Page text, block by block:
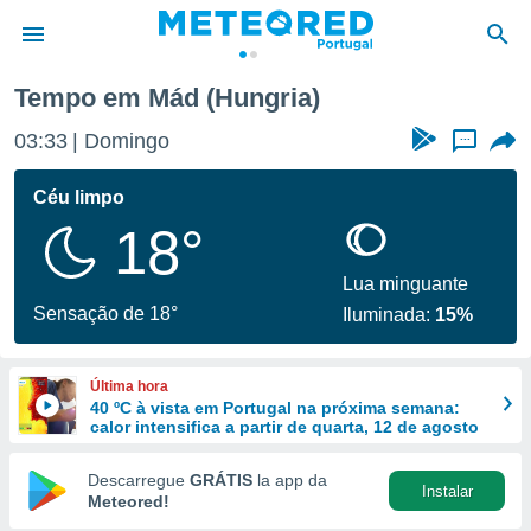
da
foi
fornecidas
a este
das
e
forma
digital
Tempo em Mád (Hungria)
03:33 Domingo ...
Céu limpo
18°
Sensação de 18°
Lua minguante
Iluminada: 15%
Última hora
40 ºC à vista em Portugal na próxima semana:
calor intensifica a partir de quarta, 12 de agosto
Descarregue GRÁTIS la app da
Meteored!
Instalar